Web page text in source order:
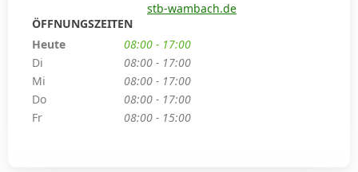
stb-wambach.de
ÖFFNUNGSZEITEN
Heute
08:00 - 17:00
Di
08:00 - 17:00
Mi
08:00 - 17:00
Do
08:00 - 17:00
Fr
08:00 - 15:00